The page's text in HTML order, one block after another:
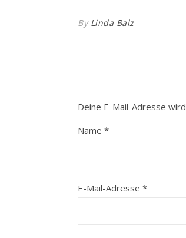
By Linda Balz
Deine E-Mail-Adresse
Name *
E-Mail-Adresse *